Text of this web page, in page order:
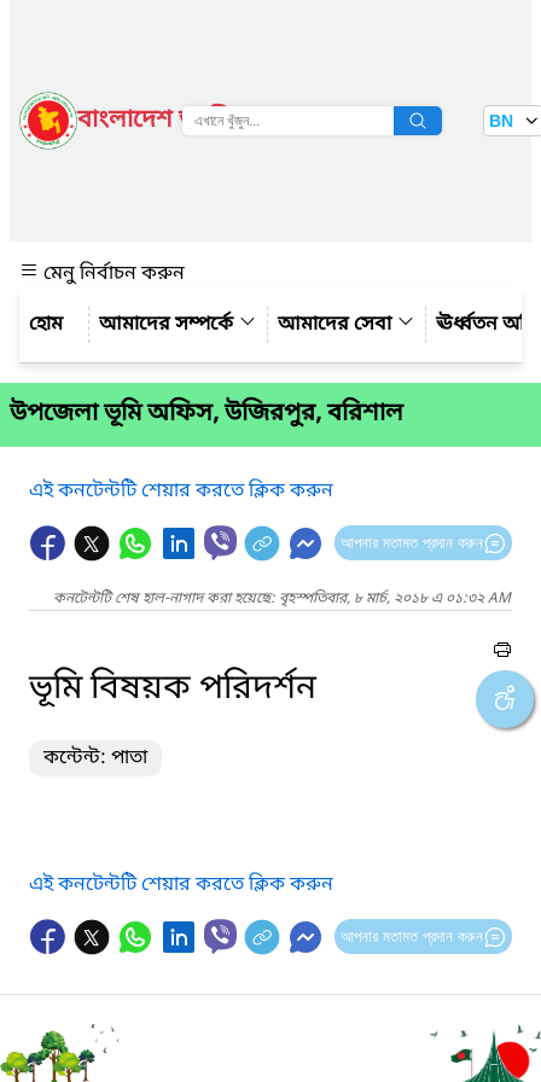
বাংলাদেশ জাতীয় তথ্য বাতায়ন BN
মেনু নির্বাচন করুন
আমাদের সম্পর্কে
আমাদের সেবা ঊর্ধ্বতন
উপজেলা ভূমি অফিস, উজিরপুর, বরিশাল
এই কনটেন্টটি শেয়ার করতে ক্লিক করুন
আপনার মতামত প্রদান করুন
কনটেন্টটি শেষ হাল-নাগাদ করা হয়েছে: বৃহস্পতিবার, ৮ মার্চ, ২০১৮ এ ০১:৩২ AM
ভূমি বিষয়ক পরিদর্শন
কন্টেন্ট: পাতা
এই কনটেন্টটি শেয়ার করতে ক্লিক করুন
আপনার মতামত প্রদান করুন